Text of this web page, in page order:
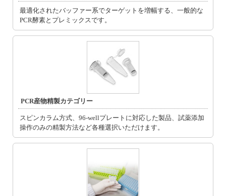
最適化されたバッファー系でターゲットを増幅する、一般的な
PCR酵素とプレミックスです。
PCR産物精製カテゴリー
スピンカラム方式、96-wellプレートに対応した製品、試薬添加
操作のみの精製方法など各種選択いただけます。